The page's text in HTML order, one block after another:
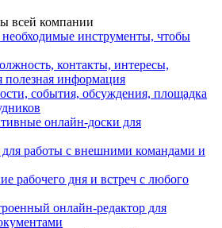
всей компании
инструменты, чтобы
контакты, интересы,
полезная информация
события, обсуждения, площадка
онлайн-доски для
для работы с внешними командами и
рабочего дня и встреч с любого
онлайн-редактор для